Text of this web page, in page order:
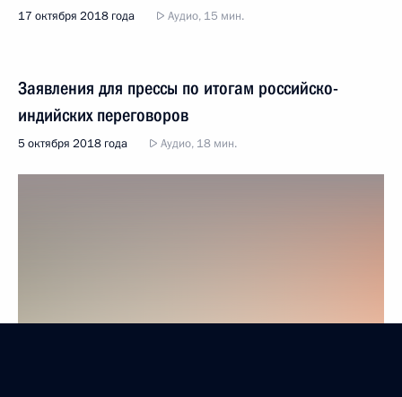
17 октября 2018 года Аудио, 15 мин.
Заявления для прессы по итогам российско-
индийских переговоров
5 октября 2018 года Аудио, 18 мин.